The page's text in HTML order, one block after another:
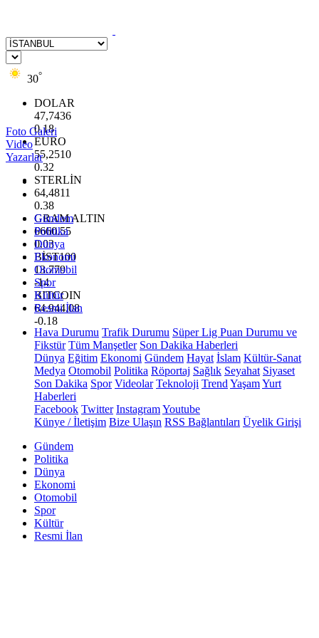
30°
DOLAR
47,7436
0.18
EURO
55,2510
0.32
STERLİN
64,4811
0.38
GRAM ALTIN
6660.55
0.03
BİST100
13.779
-14
BITCOIN
64.944,08
-0.18
Foto Galeri
Video
Yazarlar
Gündem
Politika
Dünya
Ekonomi
Otomobil
Spor
Kültür
Resmi İlan
Hava Durumu Trafik Durumu Süper Lig Puan Durumu ve
Fikstür Tüm Manşetler Son Dakika Haberleri
Dünya Eğitim Ekonomi Gündem Hayat İslam Kültür-Sanat
Medya Otomobil Politika Röportaj Sağlık Seyahat Siyaset
Son Dakika Spor Videolar Teknoloji Trend YaşamYurt
Haberleri
Facebook Twitter InstagramYoutube
Künye / İletişim Bize Ulaşın RSS Bağlantıları Üyelik Girişi
Gündem
Politika
Dünya
Ekonomi
Otomobil
Spor
Kültür
Resmi İlan